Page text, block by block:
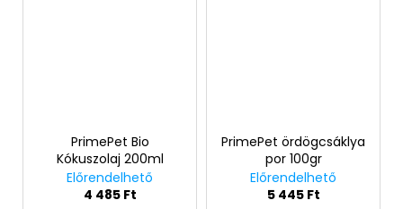
PrimePet Bio
Kókuszolaj 200ml
Előrendelhető
4 485 Ft
PrimePet ördögcsáklya
por 100gr
Előrendelhető
5 445 Ft